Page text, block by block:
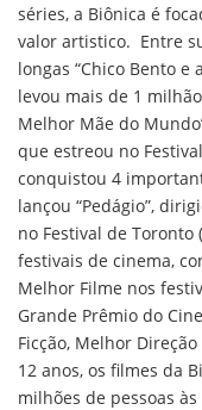
séries, a Biônica é
valor artistico. Entre
longas “Chico Bento e
levou mais de 1
Melhor Mãe do
que estreou no
conquistou 4
lançou “Pedágio”,
no Festival de Toronto
festivais de cinema,
Melhor Filme nos
Grande Prêmio do
Ficção, Melhor
12 anos, os filmes da
milhões de pessoas